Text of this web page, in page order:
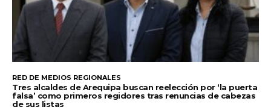
RED DE MEDIOS REGIONALES
Tres alcaldes de Arequipa buscan reelección por ‘la puerta
falsa’ como primeros regidores tras renuncias de cabezas
de sus listas